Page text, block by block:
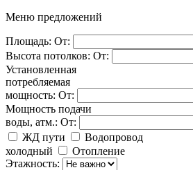
Меню предложений
Площадь: От:
Высота потолков: От:
Установленная
потребляемая
мощность: От:
Мощность подачи
воды, атм.: От:
ЖД пути
Водопровод
холодный
Отопление
Этажность: